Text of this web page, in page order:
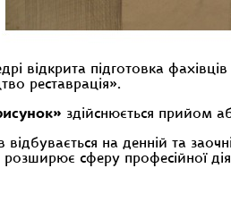
відкрита підготовка
реставрація».
здійснюється прийом
відбувається на денній та
сферу професійної